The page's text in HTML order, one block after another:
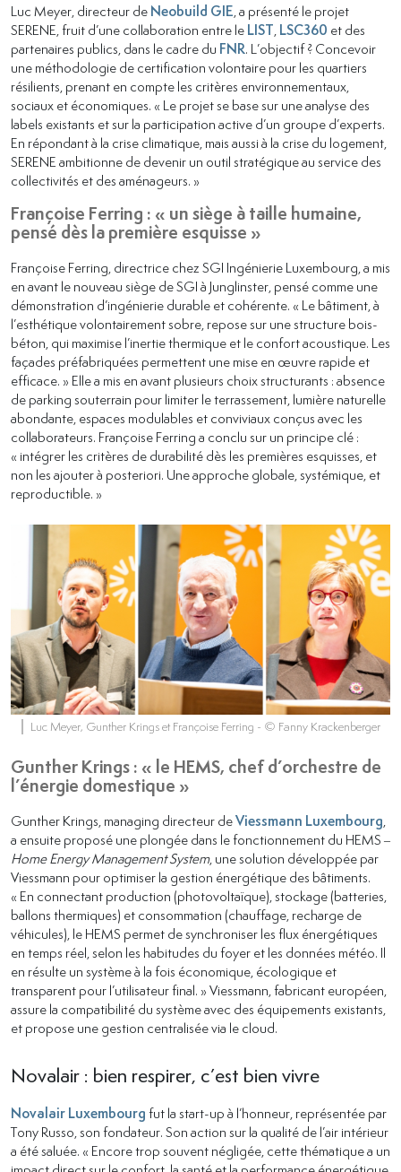
Luc Meyer, directeur de Neobuild GIE , a présenté le projet
SERENE, fruit d’une collaboration entre le LIST LSC360 et des
partenaires publics, dans le cadre du FNR. L’objectif ? Concevoir
une méthodologie de certification volontaire pour les quartiers
résilients, prenant en compte les critères environnementaux,
sociaux et économiques. « Le projet se base sur une analyse des
labels existants et sur la participation active d’un groupe d’experts.
En répondant à la crise climatique, mais aussi à la crise du logement,
SERENE ambitionne de devenir un outil stratégique au service des
collectivités et des aménageurs. »
Françoise Ferring : « un siège à taille humaine,
pensé dès la première esquisse »
Françoise Ferring, directrice chez SGI Ingénierie Luxembourg, a mis
en avant le nouveau siège de SGI à Junglinster, pensé comme une
démonstration d’ingénierie durable et cohérente. « Le bâtiment, à
l’esthétique volontairement sobre, repose sur une structure bois-
béton, qui maximise l’inertie thermique et le confort acoustique. Les
façades préfabriquées permettent une mise en œuvre rapide et
efficace. » Elle a mis en avant plusieurs choix structurants : absence
de parking souterrain pour limiter le terrassement, lumière naturelle
abondante, espaces modulables et conviviaux conçus avec les
collaborateurs. Françoise Ferring a conclu sur un principe clé :
« intégrer les critères de durabilité dès les premières esquisses, et
non les ajouter à posteriori. Une approche globale, systémique, et
reproductible. »
Luc Meyer, Gunther Krings et Françoise Ferring - © Fanny Krackenberger
Gunther Krings : « le HEMS, chef d’orchestre de
l’énergie domestique »
Gunther Krings, managing directeur deViessmann Luxembourg
a ensuite proposé une plongée dans le fonctionnement du HEMS –
Home Energy Management System, une solution développée par
Viessmann pour optimiser la gestion énergétique des bâtiments.
« En connectant production (photovoltaïque), stockage (batteries,
ballons thermiques) et consommation (chauffage, recharge de
véhicules), le HEMS permet de synchroniser les flux énergétiques
en temps réel, selon les habitudes du foyer et les données météo. Il
en résulte un système à la fois économique, écologique et
transparent pour l’utilisateur final. » Viessmann, fabricant européen,
assure la compatibilité du système avec des équipements existants,
et propose une gestion centralisée via le cloud.
Novalair : bien respirer, c’est bien vivre
Novalair Luxembourg fut la start-up à l’honneur, représentée par
Tony Russo, son fondateur. Son action sur la qualité de l’air intérieur
a été saluée. « Encore trop souvent négligée, cette thématique a un